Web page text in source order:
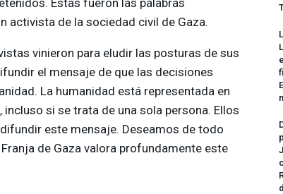
activista de la sociedad civil de Gaza.
vinieron para eludir las posturas de sus
el mensaje de que las decisiones
La humanidad está representada en
si se trata de una sola persona. Ellos
este mensaje. Deseamos de todo
de Gaza valora profundamente este